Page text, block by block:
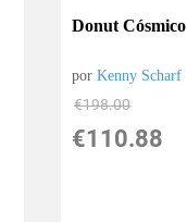
Donut Cósmico
porKenny Scharf
€198.00
€110.88